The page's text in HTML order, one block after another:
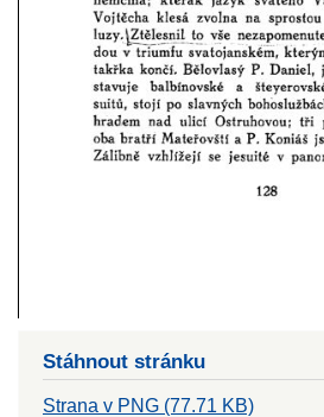
Stáhnout stránku
Strana v PNG (77.71 KB)